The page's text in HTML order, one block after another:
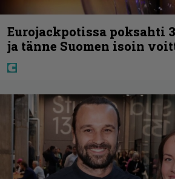
Eurojackpotissa poksahti
ja tänne Suomen isoin